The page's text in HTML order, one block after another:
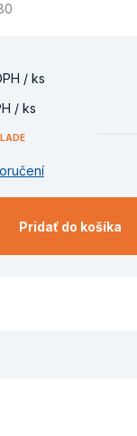
/ ks
/ ks
Pridať do košíka